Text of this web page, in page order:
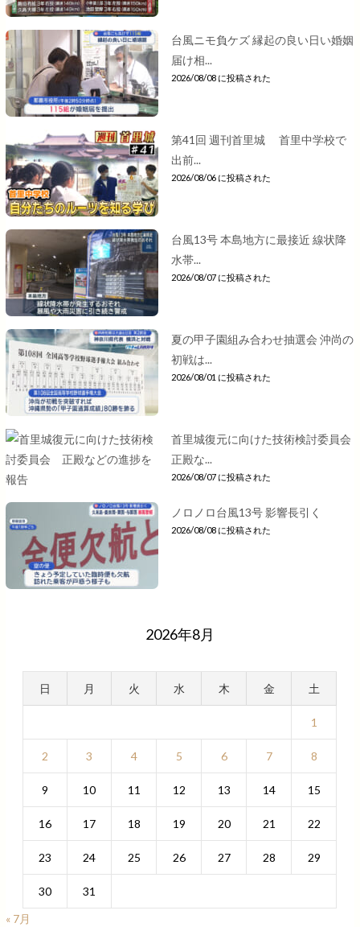
台風ニモ負ケズ 縁起の良い日い婚姻
届け相...
2026/08/08 に投稿された
第41回 週刊首里城 首里中学校で
出前...
2026/08/06 に投稿された
台風13号 本島地方に最接近 線状降
水帯...
2026/08/07 に投稿された
夏の甲子園組み合わせ抽選会 沖尚の
初戦は...
2026/08/01 に投稿された
首里城復元に向けた技術検討委員会
正殿な...
2026/08/07 に投稿された
ノロノロ台風13号 影響長引く
2026/08/08 に投稿された
2026年8月
日 月 火 水 木 金 土
1
2 3 4 5 6 7 8
9 10 11 12 13 14 15
16 17 18 19 20 21 22
23 24 25 26 27 28 29
30
31
« 7月